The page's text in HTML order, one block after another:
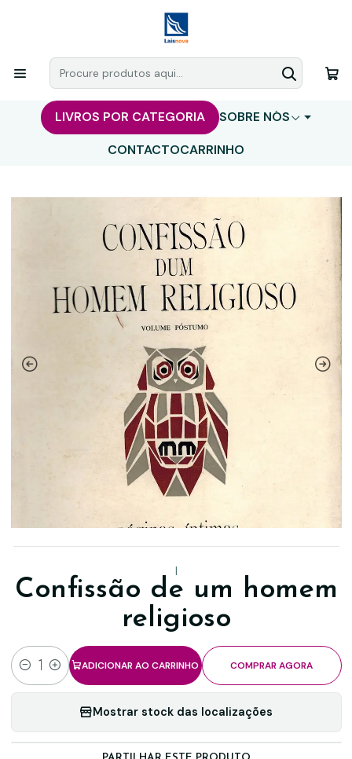
LIVROS POR CATEGORIA
SOBRE NÓS
CONTACTOCARRINHO
|
Confissão de um homem
religioso
Quantidade
ADICIONAR AO CARRINHO COMPRAR AGORA
Mostrar stock das localizações